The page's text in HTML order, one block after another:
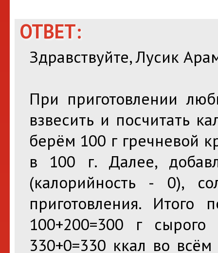
ОТВЕТ:
Здравствуйте, Лусик
При приготовлении
взвесить и посчитать
берём 100 г гречневой
в 100 г. Далее,
(калорийность - 0),
приготовления. Итого
100+200=300 г
330+0=330 ккал во